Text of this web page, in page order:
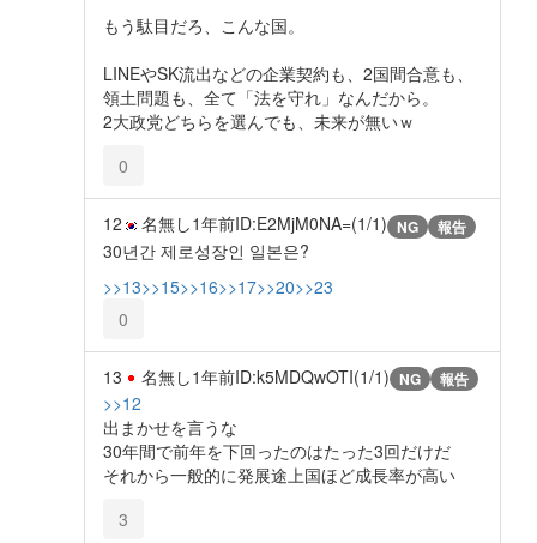
もう駄目だろ、こんな国。
LINEやSK流出などの企業契約も、2国間合意も、
領土問題も、全て「法を守れ」なんだから。
2大政党どちらを選んでも、未来が無いｗ
0
12 名無し1年前ID:E2MjM0NA=(1/1) NG 報告
30년간 제로성장인 일본은?
>>13>>15>>16>>17>>20>>23
0
13 名無し1年前ID:k5MDQwOTI(1/1) NG 報告
>>12
出まかせを言うな
30年間で前年を下回ったのはたった3回だけだ
それから一般的に発展途上国ほど成長率が高い
3